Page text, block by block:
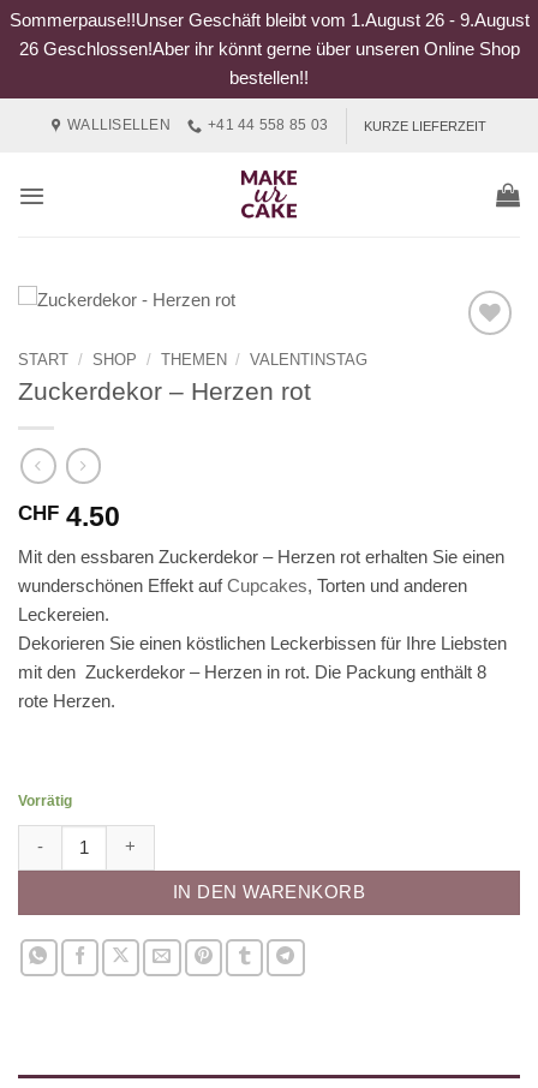
Sommerpause!!Unser Geschäft bleibt vom 1.August 26 - 9.August
26 Geschlossen!Aber ihr könnt gerne über unseren Online Shop
bestellen!!
WALLISELLEN +41 44 558 85 03 KURZE LIEFERZEIT
START / SHOP / THEMEN / VALENTINSTAG
Zuckerdekor – Herzen rot
CHF 4.50
Mit den essbaren Zuckerdekor – Herzen rot erhalten Sie einen
wunderschönen Effekt aufCupcakes, Torten und anderen
Leckereien.
Dekorieren Sie einen köstlichen Leckerbissen für Ihre Liebsten
mit den Zuckerdekor – Herzen in rot. Die Packung enthält 8
rote Herzen.
Vorrätig
IN DEN WARENKORB